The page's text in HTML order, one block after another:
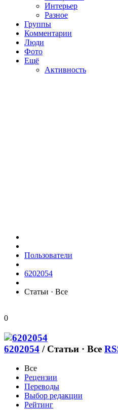
Интерьер
Разное
Группы
Комментарии
Люди
Фото
Ещё
Активность
Пользователи
6202054
Статьи · Все
0
6202054 / Статьи · Все
Все
Рецензии
Переводы
Выбор редакции
Рейтинг